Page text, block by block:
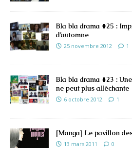
Bla bla drama #25 :
d’automne
25 novembre 2012 1
Bla bla drama #23 :
ne peut plus alléchante
6 octobre 2012 1
[Manga] Le pavillon
13 mars 2011 0